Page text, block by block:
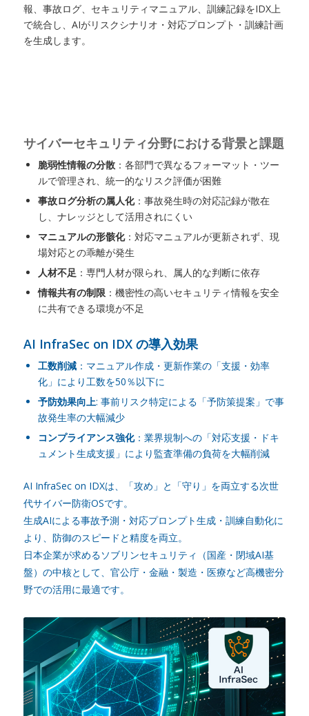
報、事故ログ、セキュリティマニュアル、訓練記録をIDX上
で統合し、AIがリスクシナリオ・対応プロンプト・訓練計画
を生成します。
サイバーセキュリティ分野における背景と課題
脆弱性情報の分散：各部門で異なるフォーマット・ツー
ルで管理され、統一的なリスク評価が困難
事故ログ分析の属人化：事故発生時の対応記録が散在
し、ナレッジとして活用されにくい
マニュアルの形骸化：対応マニュアルが更新されず、現
場対応との乖離が発生
人材不足：専門人材が限られ、属人的な判断に依存
情報共有の制限：機密性の高いセキュリティ情報を安全
に共有できる環境が不足
AI InfraSec on IDX の導入効果
工数削減：マニュアル作成・更新作業の「支援・効率
化」により工数を50％以下に
予防効果向上: 事前リスク特定による「予防策提案」で事
故発生率の大幅減少
コンプライアンス強化：業界規制への「対応支援・ドキ
ュメント生成支援」により監査準備の負荷を大幅削減
AI InfraSec on IDXは、「攻め」と「守り」を両立する次世
代サイバー防衛OSです。
生成AIによる事故予測・対応プロンプト生成・訓練自動化に
より、防御のスピードと精度を両立。
日本企業が求めるソブリンセキュリティ（国産・閉域AI基
盤）の中核として、官公庁・金融・製造・医療など高機密分
野での活用に最適です。